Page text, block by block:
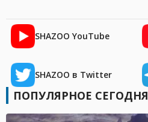
SHAZOO YouTube
SHAZOO в Twitter
ПОПУЛЯРНОЕ СЕГОДНЯ